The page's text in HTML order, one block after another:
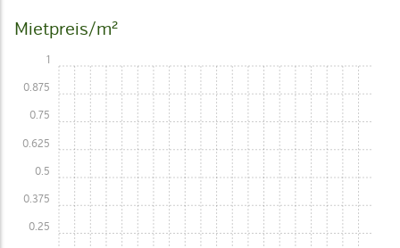
Mietpreis/m²
0.25
0.375
0.5
0.625
0.75
0.875
1